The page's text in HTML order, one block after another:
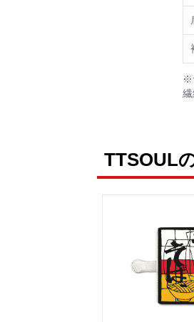
※
TTSOUL